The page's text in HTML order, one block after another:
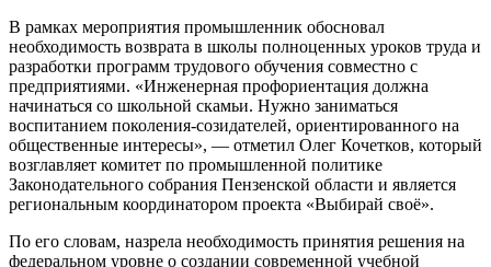
В рамках мероприятия промышленник обосновал
необходимость возврата в школы полноценных уроков труда и
разработки программ трудового обучения совместно с
предприятиями. «Инженерная профориентация должна
начинаться со школьной скамьи. Нужно заниматься
воспитанием поколения-созидателей, ориентированного на
общественные интересы», — отметил Олег Кочетков, который
возглавляет комитет по промышленной политике
Законодательного собрания Пензенской области и является
региональным координатором проекта «Выбирай своё».
По его словам, назрела необходимость принятия решения на
федеральном уровне о создании современной учебной